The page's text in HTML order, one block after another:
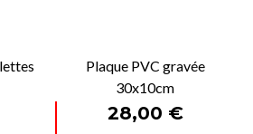
Plaque PVC gravée
30x10cm
Prix
28,00 €